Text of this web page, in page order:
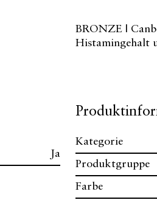
BRONZE |
Histamingehalt
Ja
Kategorie
Produktgruppe
Farbe